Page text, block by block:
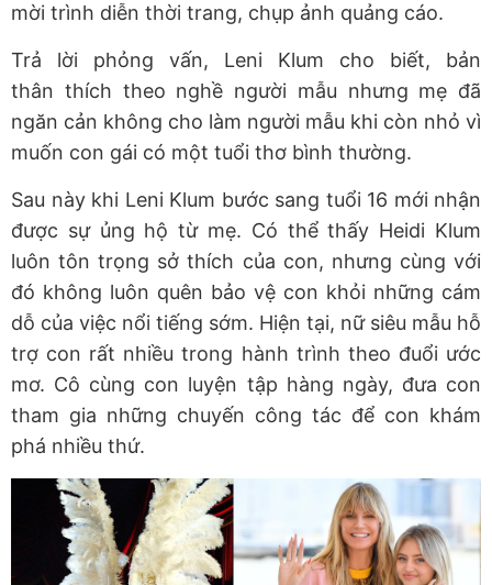
mời trình diễn thời trang, chụp ảnh quảng cáo.
Trả lời phỏng vấn, Leni Klum cho biết, bản
thân thích theo nghề người mẫu nhưng mẹ đã
ngăn cản không cho làm người mẫu khi còn nhỏ vì
muốn con gái có một tuổi thơ bình thường.
Sau này khi Leni Klum bước sang tuổi 16 mới nhận
được sự ủng hộ từ mẹ. Có thể thấy Heidi Klum
luôn tôn trọng sở thích của con, nhưng cùng với
đó không luôn quên bảo vệ con khỏi những cám
dỗ của việc nổi tiếng sớm. Hiện tại, nữ siêu mẫu hỗ
trợ con rất nhiều trong hành trình theo đuổi ước
mơ. Cô cùng con luyện tập hàng ngày, đưa con
tham gia những chuyến công tác để con khám
phá nhiều thứ.